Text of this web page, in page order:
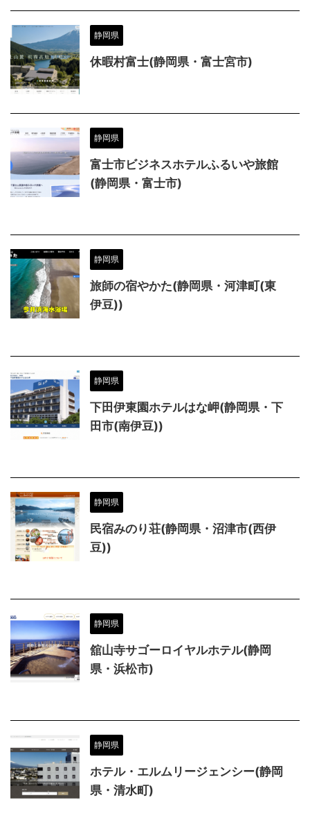
静岡県
休暇村富士(静岡県・富士宮市)
静岡県
富士市ビジネスホテルふるいや旅館
(静岡県・富士市)
静岡県
旅師の宿やかた(静岡県・河津町(東
伊豆))
静岡県
下田伊東園ホテルはな岬(静岡県・下
田市(南伊豆))
静岡県
民宿みのり荘(静岡県・沼津市(西伊
豆))
静岡県
舘山寺サゴーロイヤルホテル(静岡
県・浜松市)
静岡県
ホテル・エルムリージェンシー(静岡
県・清水町)